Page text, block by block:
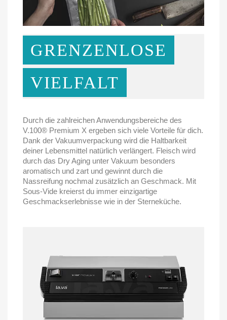
GRENZENLOSE
VIELFALT
Durch die zahlreichen Anwendungsbereiche des
V.100® Premium X ergeben sich viele Vorteile für dich.
Dank der Vakuumverpackung wird die Haltbarkeit
deiner Lebensmittel natürlich verlängert. Fleisch wird
durch das Dry Aging unter Vakuum besonders
aromatisch und zart und gewinnt durch die
Nassreifung nochmal zusätzlich an Geschmack. Mit
Sous-Vide kreierst du immer einzigartige
Geschmackserlebnisse wie in der Sterneküche.